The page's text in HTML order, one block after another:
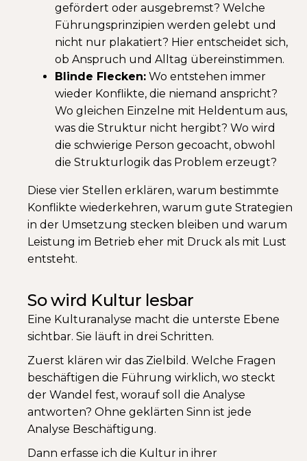
gefördert oder ausgebremst? Welche
Führungsprinzipien werden gelebt und
nicht nur plakatiert? Hier entscheidet sich,
ob Anspruch und Alltag übereinstimmen.
Blinde Flecken: Wo entstehen immer
wieder Konflikte, die niemand anspricht?
Wo gleichen Einzelne mit Heldentum aus,
was die Struktur nicht hergibt? Wo wird
die schwierige Person gecoacht, obwohl
die Strukturlogik das Problem erzeugt?
Diese vier Stellen erklären, warum bestimmte
Konflikte wiederkehren, warum gute Strategien
in der Umsetzung stecken bleiben und warum
Leistung im Betrieb eher mit Druck als mit Lust
entsteht.
So wird Kultur lesbar
Eine Kulturanalyse macht die unterste Ebene
sichtbar. Sie läuft in drei Schritten.
Zuerst klären wir das Zielbild. Welche Fragen
beschäftigen die Führung wirklich, wo steckt
der Wandel fest, worauf soll die Analyse
antworten? Ohne geklärten Sinn ist jede
Analyse Beschäftigung.
Dann erfasse ich die Kultur in ihrer